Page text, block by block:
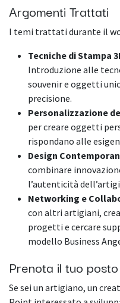
Argomenti Trattati
I temi trattati durante il
Tecniche di Stampa
Introduzione alle
souvenir e oggetti
precisione.
Personalizzazione
per creare oggetti
rispondano alle
Design
combinare
l’autenticità
Networking e
con altri artigiani,
progetti e cercare
modello Business
Prenota il tuo
Se sei un artigiano, un